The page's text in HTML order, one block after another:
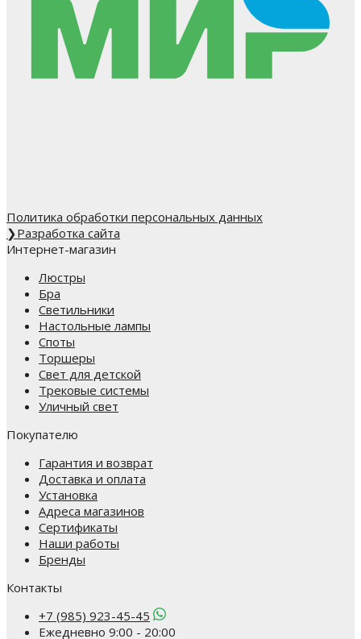
Политика обработки персональных данных
❯Разработка сайта
Интернет-магазин
Люстры
Бра
Светильники
Настольные лампы
Споты
Торшеры
Свет для детской
Трековые системы
Уличный свет
Покупателю
Гарантия и возврат
Доставка и оплата
Установка
Адреса магазинов
Сертификаты
Наши работы
Бренды
Контакты
+7 (985) 923-45-45
Ежедневно 9:00 - 20:00